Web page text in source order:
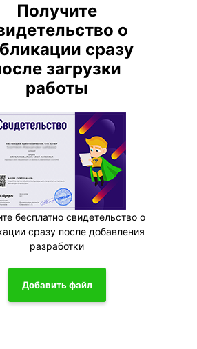
Получите
о
сразу
загрузки
работы
бесплатно свидетельство о
сразу после добавления
разработки
Добавить файл